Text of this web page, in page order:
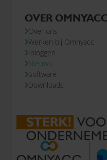
OVER OMNYACC
Over ons
Werken bij Omnyacc
Inloggen
Nieuws
Software
Downloads